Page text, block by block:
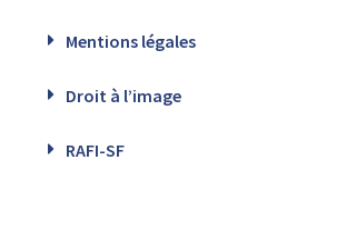
Mentions légales
Droit à l’image
RAFI-SF